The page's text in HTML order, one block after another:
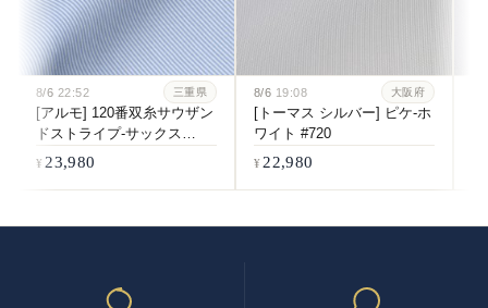
8/6 22:52 三重県
[アルモ] 120番双糸サウザン
ドストライプ-サックス
#6084
23,980
8/6 19:08 大阪府
[トーマス シルバー] ピケ-ホ
ワイト #720
22,980